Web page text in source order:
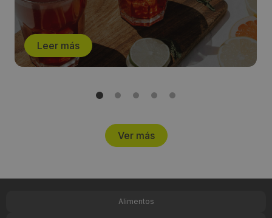
Leer más
Ver más
Alimentos